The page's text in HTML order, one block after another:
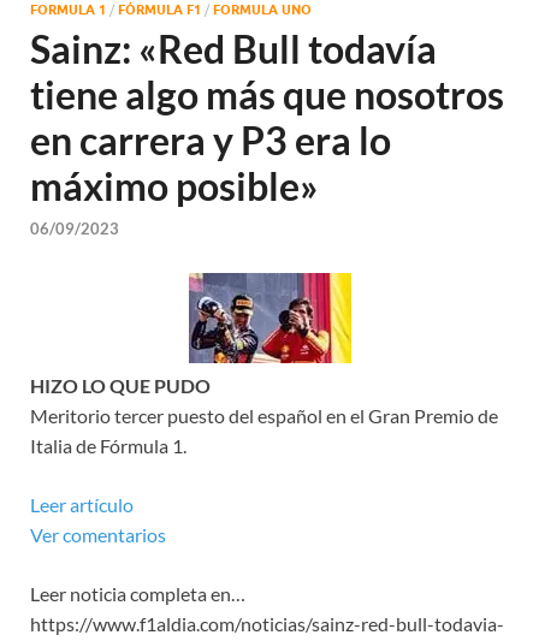
FORMULA 1 / FÓRMULA F1 / FORMULA UNO
Sainz: «Red Bull todavía
tiene algo más que nosotros
en carrera y P3 era lo
máximo posible»
06/09/2023
HIZO LO QUE PUDO
Meritorio tercer puesto del español en el Gran Premio de
Italia de Fórmula 1.
Leer artículo
Ver comentarios
Leer noticia completa en…
https://www.f1aldia.com/noticias/sainz-red-bull-todavia-